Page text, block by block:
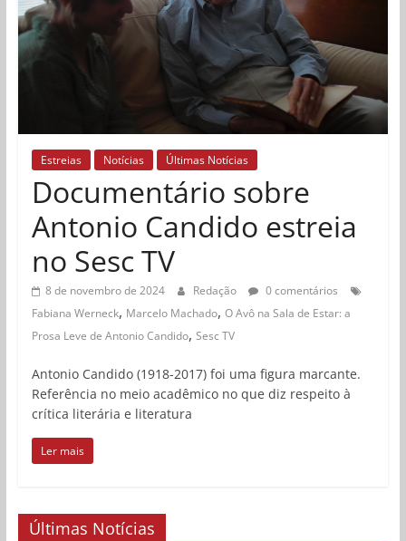
Estreias Notícias Últimas Notícias
Documentário sobre
Antonio Candido estreia
no Sesc TV
8 de novembro de 2024 Redação
0 comentários
Fabiana Werneck, Marcelo Machado, O Avô na Sala de Estar: a
Prosa Leve de Antonio Candido, Sesc TV
Antonio Candido (1918-2017) foi uma figura marcante.
Referência no meio acadêmico no que diz respeito à
crítica literária e literatura
Ler mais
Últimas Notícias